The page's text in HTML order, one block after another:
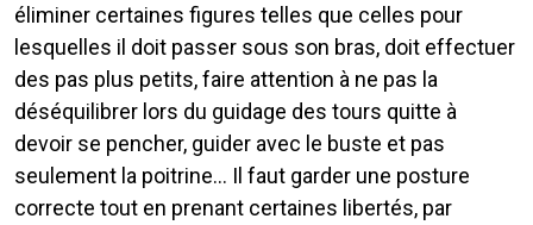
éliminer certaines figures telles que celles pour
lesquelles il doit passer sous son bras, doit effectuer
des pas plus petits, faire attention à ne pas la
déséquilibrer lors du guidage des tours quitte à
devoir se pencher, guider avec le buste et pas
seulement la poitrine... Il faut garder une posture
correcte tout en prenant certaines libertés, par